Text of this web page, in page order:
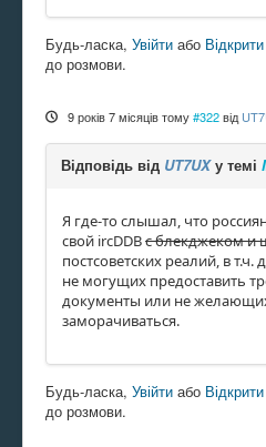
Будь-ласка, Увійти або
до розмови.
9 років 7 місяців тому #322 від
Відповідь від UT7UXу темі
Я где-то слышал, что
свой ircDDBс блекджеком
постсоветских реалий, в
не могущих предоставить
документы или не
заморачиваться.
Будь-ласка, Увійти або
до розмови.